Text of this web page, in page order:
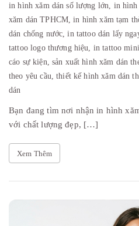
in hình xăm dán số lượng lớn, in hình
xăm dán TPHCM,in hình xăm tạm
dán chống nước,in tattoo dán lấy
tattoo logo thương hiệu, in tattoo
cáo sự kiện, sản xuất hình xăm dán
theo yêu cầu,thiết kế hình xăm dán
dán
Bạn đang tìm nơi nhận in hình
với chất lượng đẹp, […]
Xem Thêm